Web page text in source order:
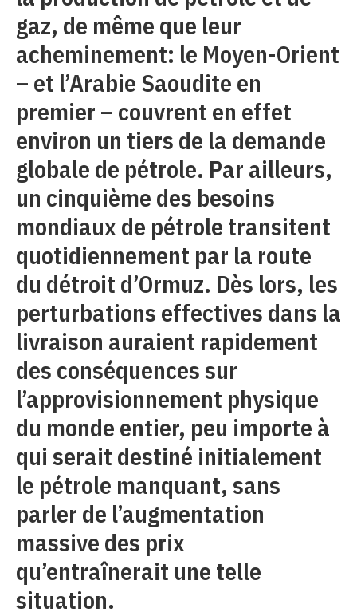
gaz, de même que leur
acheminement: le Moyen-Orient
– et l’Arabie Saoudite en
premier – couvrent en effet
environ un tiers de la demande
globale de pétrole. Par ailleurs,
un cinquième des besoins
mondiaux de pétrole transitent
quotidiennement par la route
du détroit d’Ormuz. Dès lors, les
perturbations effectives dans la
livraison auraient rapidement
des conséquences sur
l’approvisionnement physique
du monde entier, peu importe à
qui serait destiné initialement
le pétrole manquant, sans
parler de l’augmentation
massive des prix
qu’entraînerait une telle
situation.